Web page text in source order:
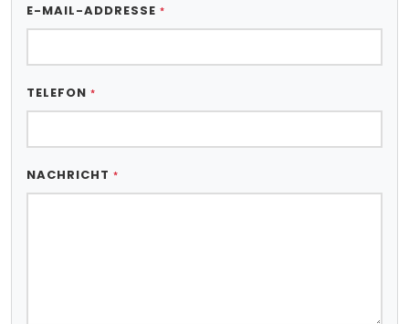
E-MAIL-ADDRESSE *
TELEFON *
NACHRICHT *